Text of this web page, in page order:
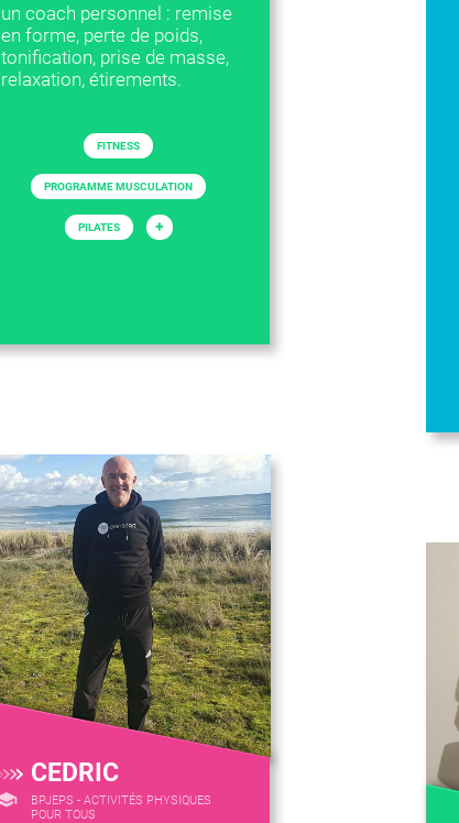
un coach personnel : remise
en forme, perte de poids,
tonification, prise de masse,
relaxation, étirements.
FITNESS
PROGRAMME MUSCULATION
PILATES +
CEDRIC
BPJEPS - ACTIVITÉS PHYSIQUES
POUR TOUS